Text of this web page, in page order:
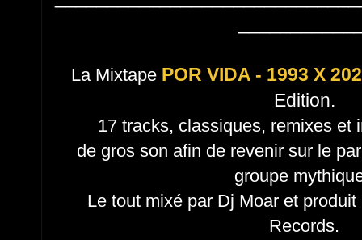
La Mixtape POR VIDA - 1993 X
Edition.
17 tracks, classiques, remixes et
de gros son afin de revenir sur le
groupe
Le tout mixé par Dj Moar et
Records.